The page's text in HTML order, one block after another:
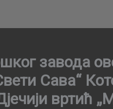
завода
Сава“
вртић